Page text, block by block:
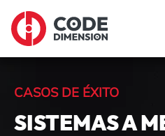
CASOS DE ÉXITO
SISTEMAS A